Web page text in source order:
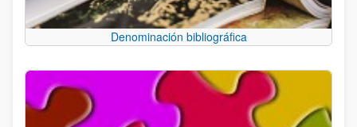
Denominación bibliográfica